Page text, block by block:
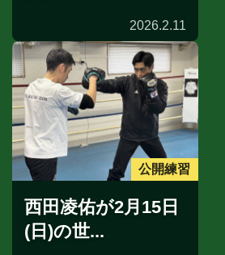
2026.2.11
公開練習
西田凌佑が2月15日
(日)の世...